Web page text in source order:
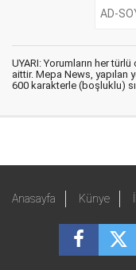
UYARI: Yorumların her
aittir. Mepa News, yapılan
600 karakterle (boşluklu)
Anasayfa Künye